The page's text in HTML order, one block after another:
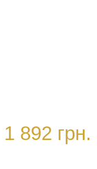
1 892 грн.